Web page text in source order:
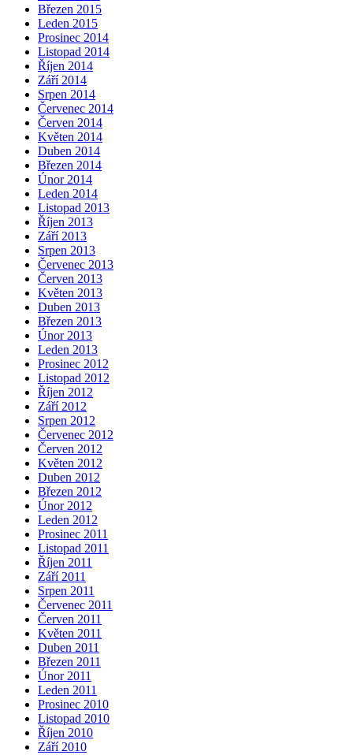
Březen 2015
Leden 2015
Prosinec 2014
Listopad 2014
Říjen 2014
Září 2014
Srpen 2014
Červenec 2014
Červen 2014
Květen 2014
Duben 2014
Březen 2014
Únor 2014
Leden 2014
Listopad 2013
Říjen 2013
Září 2013
Srpen 2013
Červenec 2013
Červen 2013
Květen 2013
Duben 2013
Březen 2013
Únor 2013
Leden 2013
Prosinec 2012
Listopad 2012
Říjen 2012
Září 2012
Srpen 2012
Červenec 2012
Červen 2012
Květen 2012
Duben 2012
Březen 2012
Únor 2012
Leden 2012
Prosinec 2011
Listopad 2011
Říjen 2011
Září 2011
Srpen 2011
Červenec 2011
Červen 2011
Květen 2011
Duben 2011
Březen 2011
Únor 2011
Leden 2011
Prosinec 2010
Listopad 2010
Říjen 2010
Září 2010